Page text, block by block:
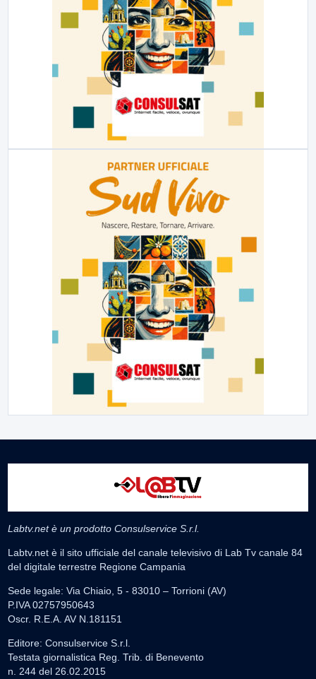
Labtv.net è un prodotto Consulservice S.r.l.
Labtv.net è il sito ufficiale del canale televisivo di Lab Tv canale 84
del digitale terrestre Regione Campania
Sede legale: Via Chiaio, 5 - 83010 – Torrioni (AV)
P.IVA 02757950643
Oscr. R.E.A. AV N.181151
Editore: Consulservice S.r.l.
Testata giornalistica Reg. Trib. di Benevento
n. 244 del 26.02.2015